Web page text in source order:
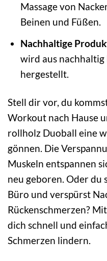
Massage von
Beinen und Füßen.
Nachhaltige
wird aus
hergestellt.
Stell dir vor, du
Workout nach Hause
rollholz Duoball eine
gönnen. Die
Muskeln entspannen
neu geboren. Oder du
Büro und verspürst
Rückenschmerzen?
dich schnell und
Schmerzen lindern.